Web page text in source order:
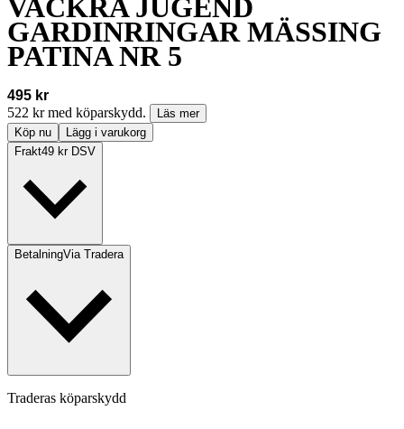
VACKRA JUGEND
GARDINRINGAR MÄSSING
PATINA NR 5
495 kr
522 kr med köparskydd.
Läs mer
Köp nu
Lägg i varukorg
Frakt49 kr DSV
BetalningVia Tradera
Traderas köparskydd